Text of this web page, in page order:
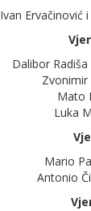
Ivan Ervačinović
Dalibor
Zvonimir
Mato
Luka
Mario
Antonio